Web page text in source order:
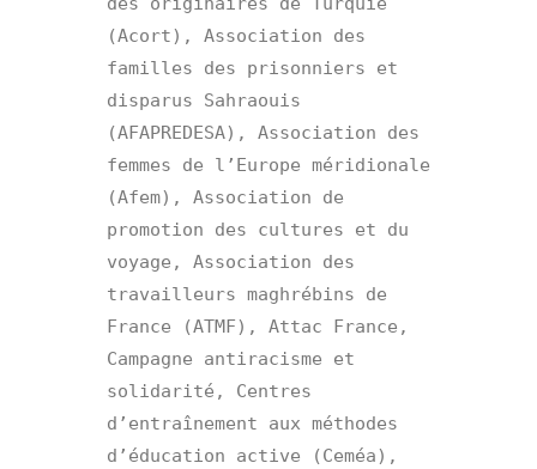
(Acort), Association des
familles des prisonniers et
disparus Sahraouis
(AFAPREDESA), Association des
femmes de l’Europe méridionale
(Afem), Association de
promotion des cultures et du
voyage, Association des
travailleurs maghrébins de
France (ATMF), Attac France,
Campagne antiracisme et
solidarité, Centres
d’entraînement aux méthodes
d’éducation active (Ceméa),